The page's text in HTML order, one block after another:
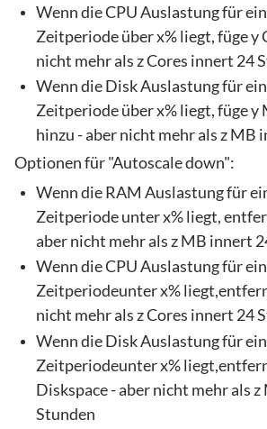
Wenn die CPU Auslastung für
Zeitperiode über x% liegt, füge y
nicht mehr als z Cores innert 24
Wenn die Disk Auslastung für
Zeitperiode über x% liegt, füge y
hinzu - aber nicht mehr als z MB
Optionen für "Autoscale down":
Wenn die RAM Auslastung für
Zeitperiode unter x% liegt,
aber nicht mehr als z MB innert
Wenn die CPU Auslastung für
Zeitperiodeunter x%
nicht mehr als z Cores innert 24
Wenn die Disk Auslastung für
Zeitperiodeunter x%
Diskspace - aber nicht mehr als
Stunden